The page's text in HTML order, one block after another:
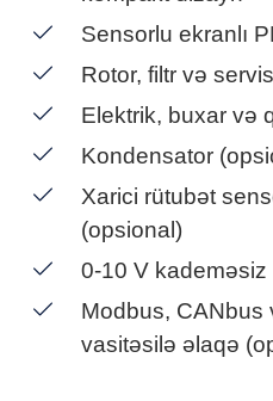
Sensorlu ekranlı
Rotor, filtr və
Elektrik, buxar və
Kondensator
Xarici rütubət
(opsional)
0-10 V
Modbus, CANbus
vasitəsilə əlaqə